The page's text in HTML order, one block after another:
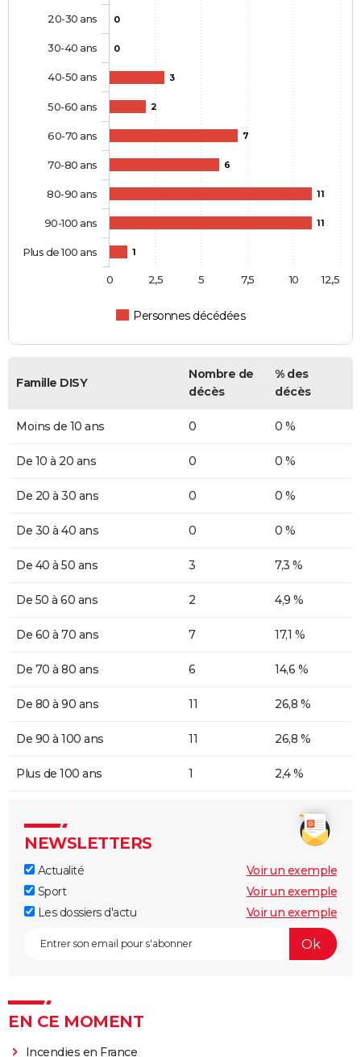
0
0
3
2
7
6
11
11
1
Personnes décédées
20-30 ans
30-40 ans
40-50 ans
50-60 ans
60-70 ans
70-80 ans
80-90 ans
90-100 ans
Plus de 100 ans
0 10
2,5 5 7,5 12,5
Famille DISY
Nombre de
décès
% des
décès
Moins de 10 ans 0 0 %
De 10 à 20 ans 0 0 %
De 20 à 30 ans 0 0 %
De 30 à 40 ans 0 0 %
De 40 à 50 ans 3 7,3 %
De 50 à 60 ans 2 4,9 %
De 60 à 70 ans 7 17,1 %
De 70 à 80 ans 6 14,6 %
De 80 à 90 ans 11 26,8 %
De 90 à 100 ans 11 26,8 %
Plus de 100 ans 1 2,4 %
NEWSLETTERS
Actualité
Voir un exemple
Sport
Voir un exemple
Les dossiers d'actu
Voir un exemple
EN CE MOMENT
Incendies en France